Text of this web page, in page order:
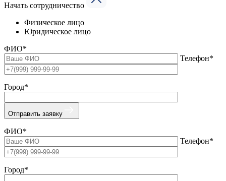
Начать сотрудничество
Физическое лицо
Юридическое лицо
ФИО*
Телефон*
Город*
Отправить заявку
ФИО*
Телефон*
Город*